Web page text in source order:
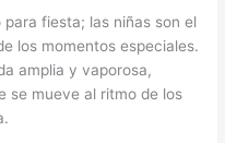
fiesta; las niñas son el
los momentos especiales.
amplia y vaporosa,
se mueve al ritmo de los